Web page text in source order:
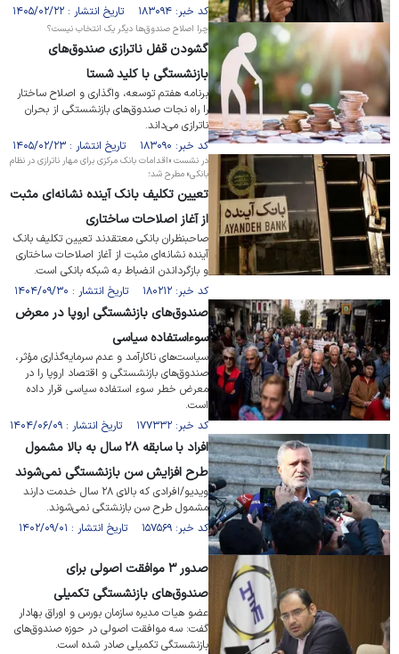
کد خبر: ۱۸۳۰۹۴ تاریخ انتشار : ۱۴۰۵/۰۲/۲۲
چرا اصلاح صندوق‌ها دیگر یک انتخاب نیست؟
گشودن قفل ناترازی صندوق‌های
بازنشستگی با کلید شستا
برنامه هفتم توسعه، واگذاری و اصلاح ساختار
را راه نجات صندوق‌های بازنشستگی از بحران
ناترازی می‌داند.
کد خبر: ۱۸۳۰۹۰ تاریخ انتشار : ۱۴۰۵/۰۲/۲۳
در نشست «اقدامات بانک مرکزی برای مهار ناترازی در نظام
بانکی» مطرح شد؛
تعیین تکلیف بانک آینده نشانه‌ای مثبت
از آغاز اصلاحات ساختاری
صاحبنظران بانکی معتقدند تعیین تکلیف بانک
آینده نشانه‌ای مثبت از آغاز اصلاحات ساختاری
و بازگرداندن انضباط به شبکه بانکی است.
کد خبر: ۱۸۰۲۱۲ تاریخ انتشار : ۱۴۰۴/۰۹/۳۰
صندوق‌های بازنشستگی اروپا در معرض
سوءاستفاده سیاسی
سیاست‌های ناکارآمد و عدم سرمایه‌گذاری مؤثر،
صندوق‌های بازنشستگی و اقتصاد اروپا را در
معرض خطر سوء استفاده سیاسی قرار داده
است.
کد خبر: ۱۷۷۳۳۲ تاریخ انتشار : ۱۴۰۴/۰۶/۰۹
افراد با سابقه ۲۸ سال به بالا مشمول
طرح افزایش سن بازنشستگی نمی‌شوند
ویدیو/افرادی که بالای ۲۸ سال خدمت دارند
مشمول طرح سن بازنشتگی نمی‌شوند.
کد خبر: ۱۵۷۵۶۹ تاریخ انتشار : ۱۴۰۲/۰۹/۰۱
صدور ۳ موافقت اصولی برای
صندوق‌های بازنشستگی تکمیلی
عضو هیات مدیره سازمان بورس و اوراق بهادار
گفت: سه موافقت اصولی در حوزه صندوق‌های
بازنشستگی تکمیلی صادر شده است.